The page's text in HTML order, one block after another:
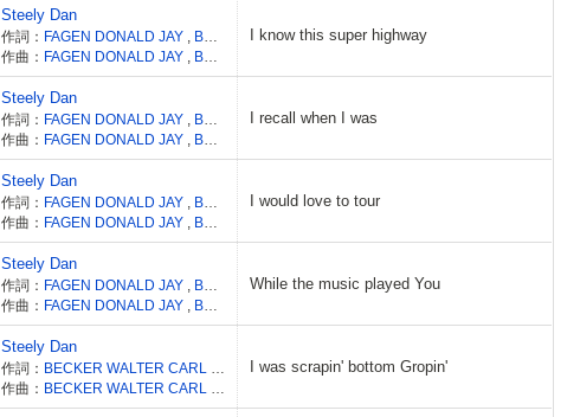
Steely Dan
作詞： FAGEN DONALD JAY
BECKER WALTER CARL
作曲： FAGEN DONALD JAY BECKER WALTER CARL
I know this super highway
Steely Dan
作詞： FAGEN DONALD JAY
BECKER WALTER CARL
作曲： FAGEN DONALD JAY BECKER WALTER CARL
I recall when I was
Steely Dan
作詞： FAGEN DONALD JAY
BECKER WALTER CARL
作曲： FAGEN DONALD JAY BECKER WALTER CARL
I would love to tour
Steely Dan
作詞： FAGEN DONALD JAY
BECKER WALTER CARL
作曲： FAGEN DONALD JAY BECKER WALTER CARL
While the music played You
Steely Dan
作詞：
FAGEN DONALD JAY
作曲：
FAGEN DONALD JAY
I was scrapin' bottom Gropin'